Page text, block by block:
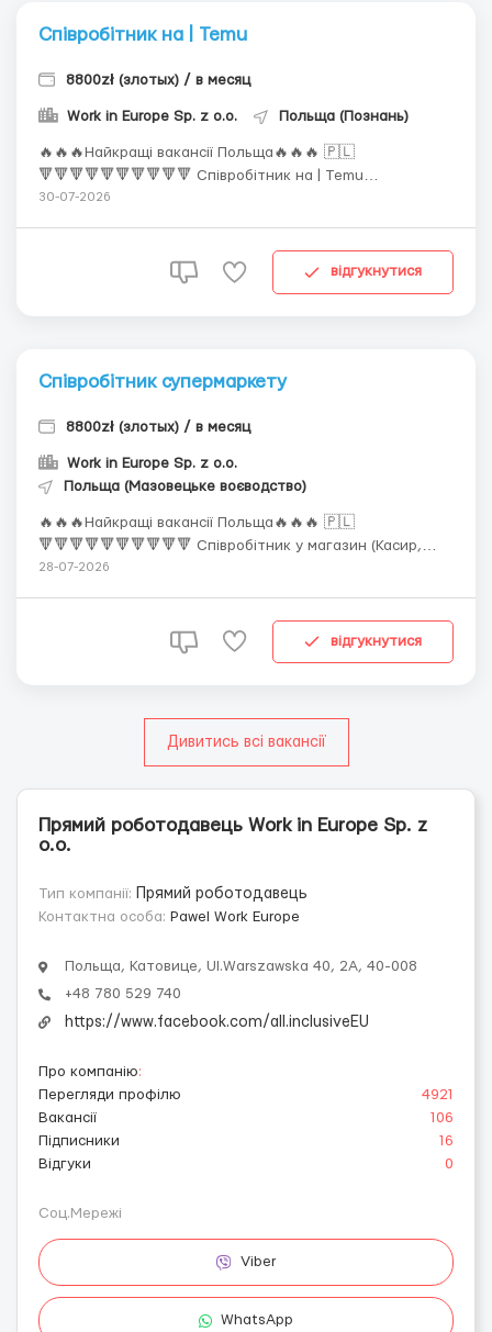
Співробітник на | Temu
8800zł (злотых) / в месяц
Work in Europe Sp. z o.o. Польща (Познань)
🔥🔥🔥Найкращі вакансії Польща🔥🔥🔥 🇵🇱
🔻🔻🔻🔻🔻🔻🔻🔻🔻🔻 Співробітник на | Temu
🔺🔺🔺🔺🔺🔺🔺🔺🔺🔺 Запрошуємо чоловіків та жінок,
комплектація замовлень (Pick & Pack); упаковка та
30-07-2026
відгукнутися
Співробітник супермаркету
8800zł (злотых) / в месяц
Work in Europe Sp. z o.o.
Польща (Мазовецьке воєводство)
🔥🔥🔥Найкращі вакансії Польща🔥🔥🔥 🇵🇱
🔻🔻🔻🔻🔻🔻🔻🔻🔻🔻 Співробітник у магазин (Касир,
Мерчендайзер) "NETTO"🔶🔶🔶 🔺🔺🔺🔺🔺🔺🔺🔺🔺🔺
завоювала позицію одного з найбільших рітейлерів у
28-07-2026
відгукнутися
Дивитись всі вакансії
Прямий роботодавець Work in Europe Sp. z
o.o.
Тип компанії:
Прямий роботодавець
Контактна особа: Pawel Work Europe
Польща, Катовице, Ul.Warszawska 40, 2A, 40-008
+48 780 529 740
https://www.facebook.com/all.inclusiveEU
Про компанію:
Перегляди профілю
4921
Вакансії
106
Підписники
16
Відгуки
0
Соц.Мережі
Viber
WhatsApp